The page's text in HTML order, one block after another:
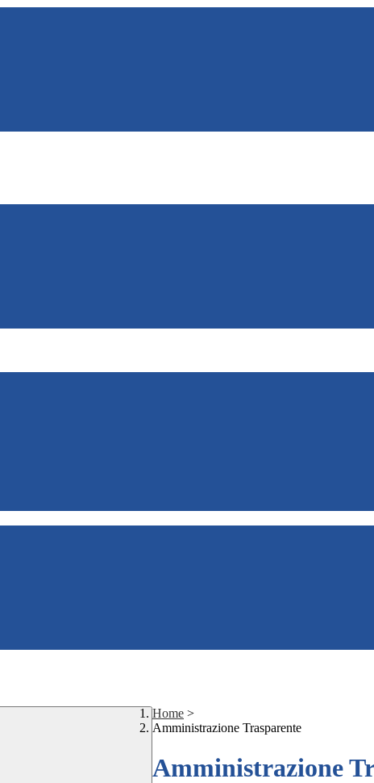
Home >
Amministrazione Trasparente
Amministrazione